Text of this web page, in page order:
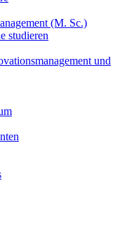
(M. Sc.)
studieren
und